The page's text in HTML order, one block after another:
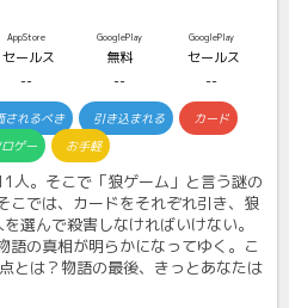
AppStore
セールス
--
GooglePlay
無料
--
GooglePlay
セールス
--
されるべき 引き込まれる
カード
ロゲー お手軽
人。そこで「狼ゲーム」と言う謎の
こでは、カードをそれぞれ引き、狼
選んで殺害しなければいけない。
語の真相が明らかになってゆく。こ
とは？物語の最後、きっとあなたは